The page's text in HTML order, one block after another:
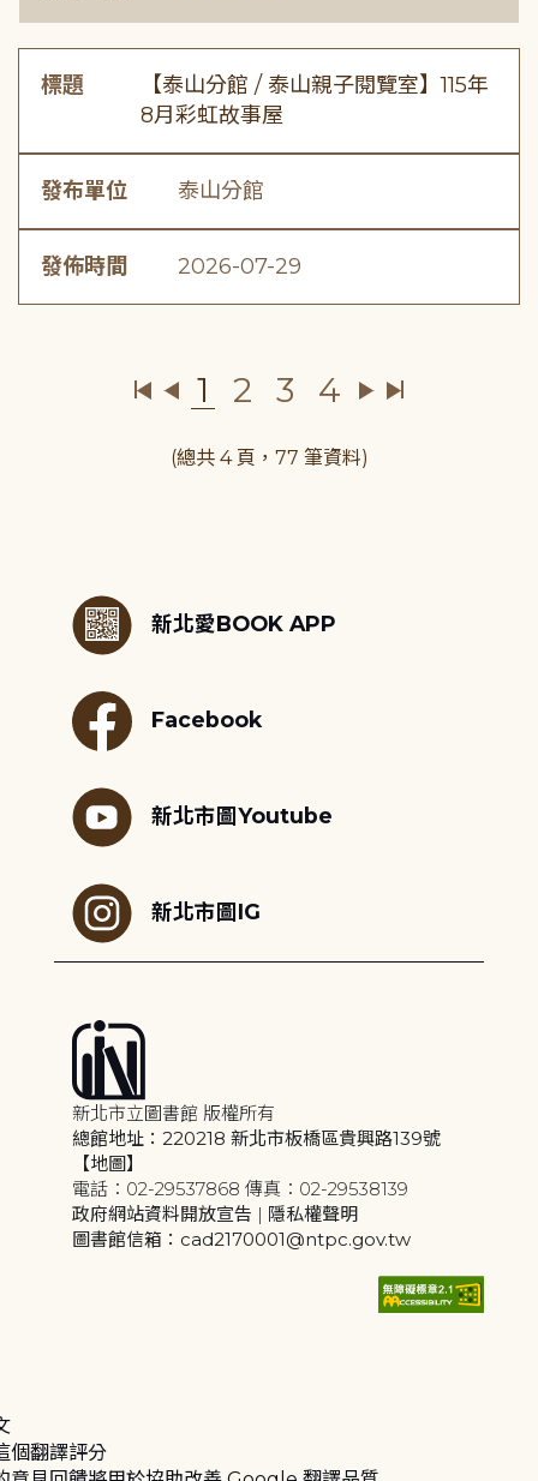
標題
【泰山分館 / 泰山親子閱覽室】115年
8月彩虹故事屋
發布單位 泰山分館
發佈時間 2026-07-29
1 2 3 4
(總共 4 頁，77 筆資料)
新北愛BOOK APP
Facebook
新北市圖Youtube
新北市圖IG
新北市立圖書館 版權所有
總館地址：220218 新北市板橋區貴興路139號
【地圖】
電話：02-29537868 傳真：02-29538139
政府網站資料開放宣告 | 隱私權聲明
圖書館信箱：cad2170001@ntpc.gov.tw
個翻譯評分